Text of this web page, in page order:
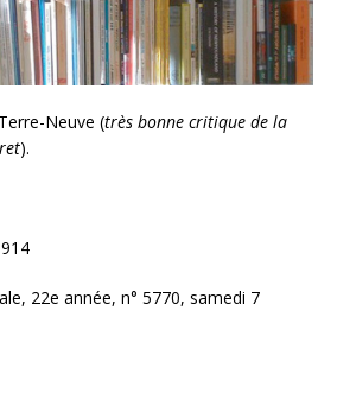
Neuve (très bonne critique de la
).
22e année, n° 5770, samedi 7